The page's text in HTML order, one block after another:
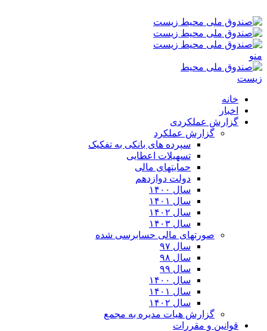
منو
خانه
اخبار
گزارش عملکردی
گزارش عملکرد
سپرده های بانکی به تفکیک
تسهیلات اعطایی
حمایتهای مالی
دولت دوازدهم
سال ۱۴۰۰
سال ۱۴۰۱
سال ۱۴۰۲
سال ۱۴۰۳
صورتهای مالی حسابرسی شده
سال ۹۷
سال ۹۸
سال ۹۹
سال ۱۴۰۰
سال ۱۴۰۱
سال ۱۴۰۲
گزارش هیات مدیره به مجمع
قوانین و مقررات